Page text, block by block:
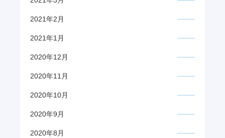
2021年2月
2021年1月
2020年12月
2020年11月
2020年10月
2020年9月
2020年8月